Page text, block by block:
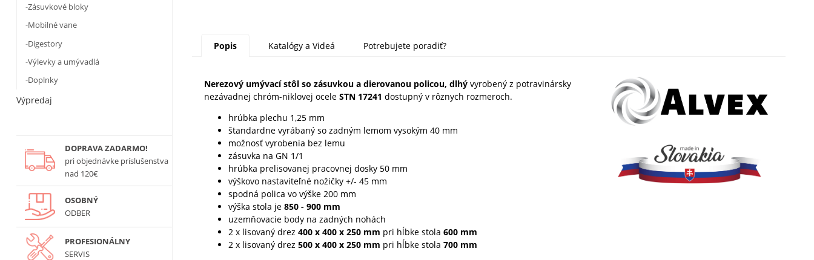
Zásuvkové bloky
Mobilné vane
Digestory
Výlevky a umývadlá
Doplnky
Výpredaj
DOPRAVA ZADARMO!
pri objednávke príslušenstva
nad 120€
OSOBNÝ
ODBER
PROFESIONÁLNY
SERVIS
Popis Katalógy a Videá Potrebujete poradiť?
Nerezový umývací stôl so zásuvkou a dierovanou policou, dlhý vyrobený z potravinársky
nezávadnej chróm-niklovej oceleSTN 17241dostupný v rôznych rozmeroch.
hrúbka plechu 1,25 mm
štandardne vyrábaný so zadným lemom vysokým 40 mm
možnosť vyrobenia bez lemu
zásuvka na GN 1/1
hrúbka prelisovanej pracovnej dosky 50 mm
výškovo nastaviteľné nožičky +/- 45 mm
spodná polica vo výške 200 mm
výška stola je850 - 900 mm
uzemňovacie body na zadných nohách
2 x lisovaný drez400 x 400 x 250 mm pri hĺbke stola600 mm
2 x lisovaný drez500 x 400 x 250 mm pri hĺbke stola700 mm